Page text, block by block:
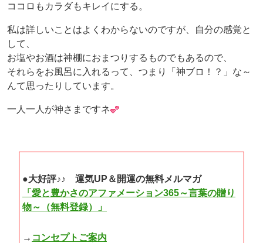
ココロもカラダもキレイにする。
私は詳しいことはよくわからないのですが、自分の感覚と
して、
お塩やお酒は神棚におまつりするものでもあるので、
それらをお風呂に入れるって、つまり「神ブロ！？」な～
んて思ったりしています。
一人一人が神さまですネ
●大好評♪♪ 運気UP＆開運の無料メルマガ
「愛と豊かさのアファメーション365～言葉の贈り
物～（無料登録）」
→ コンセプトご案内